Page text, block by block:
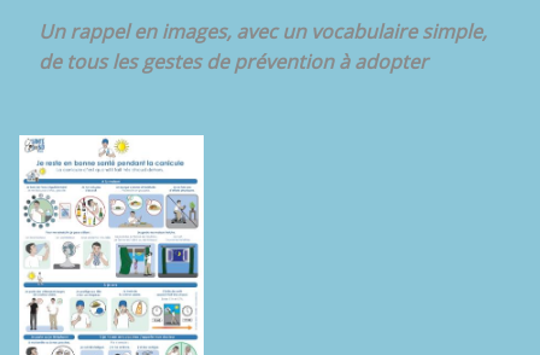
Un rappel en images, avec un vocabulaire simple,
de tous les gestes de prévention à adopter